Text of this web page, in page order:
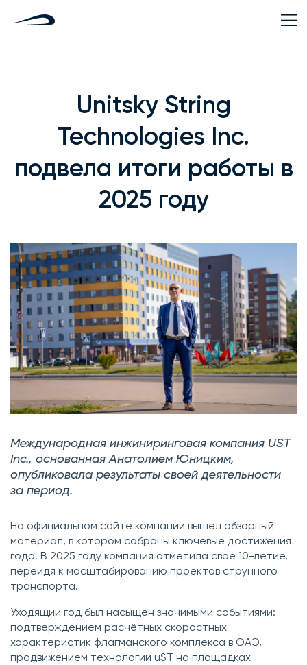
Unitsky String
Technologies Inc.
подвела итоги работы в
2025 году
Международная инжиниринговая компания UST
Inc., основанная Анатолием Юницким,
опубликовала результаты своей деятельности
за период.
На официальном сайте компании вышел обзорный
материал, в котором собраны ключевые достижения
года. В 2025 году компания отметила своё 10-летие,
перейдя к масштабированию проектов струнного
транспорта.
Уходящий год был насыщен значимыми событиями:
подтверждением расчётных скоростных
характеристик флагманского комплекса в ОАЭ,
продвижением технологии uST на площадках